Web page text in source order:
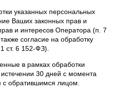
указанных персональных
Ваших законных прав и
и интересов Оператора (п. 7
согласие на обработку
ст. 6 152-ФЗ).
в рамках обработки
30 дней с момента
обратившимся лицом.